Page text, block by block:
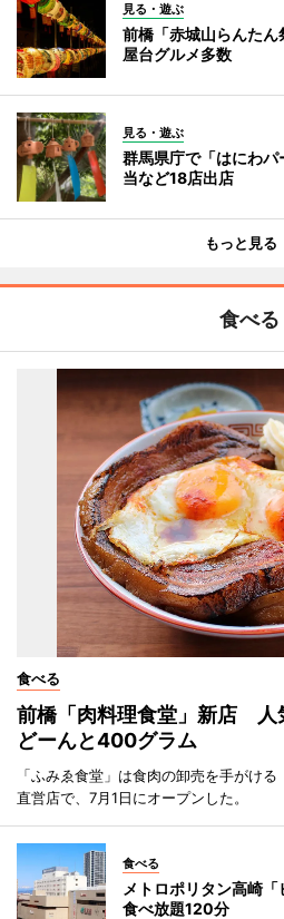
見る・遊ぶ
前橋「赤城山らんた
屋台グルメ多数
見る・遊ぶ
群馬県庁で「はにわ
当など18店出店
もっと見る
食べる
食べる
前橋「肉料理食堂」新店 人
どーんと400グラム
「ふみゑ食堂」は食肉の卸売を手がけ
直営店で、7月1日にオープンした。
食べる
メトロポリタン高崎
食べ放題120分